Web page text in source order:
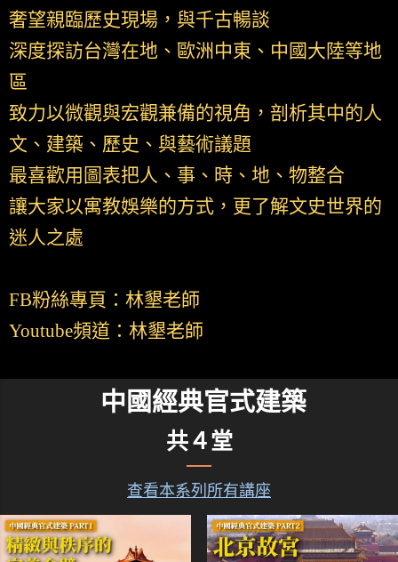
奢望親臨歷史現場，與千古暢談
深度探訪台灣在地、歐洲中東、中國大陸等地
區
致力以微觀與宏觀兼備的視角，剖析其中的人
文、建築、歷史、與藝術議題
最喜歡用圖表把人、事、時、地、物整合
讓大家以寓教娛樂的方式，更了解文史世界的
迷人之處
FB粉絲專頁：林墾老師
Youtube頻道：林墾老師
中國經典官式建築
共４堂
查看本系列所有講座